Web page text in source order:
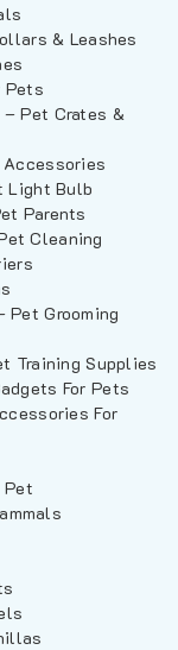
& Leashes
Pets
Pet Crates &
Light Bulb
Parents
Cleaning
Grooming
Training Supplies
For Pets
For
Pet